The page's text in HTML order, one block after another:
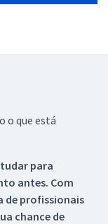
o que está
para
antes. Com
de profissionais
chance de